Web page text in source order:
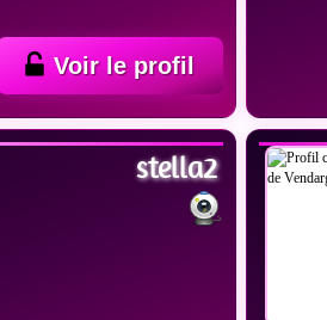
Voir le profil
stella2